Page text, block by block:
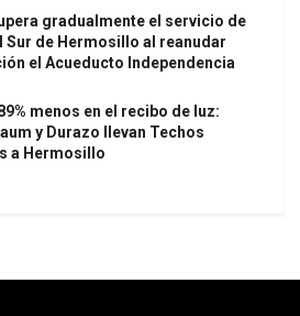
gradualmente el servicio de
Sur de Hermosillo al reanudar
el Acueducto Independencia
menos en el recibo de luz:
y Durazo llevan Techos
a Hermosillo